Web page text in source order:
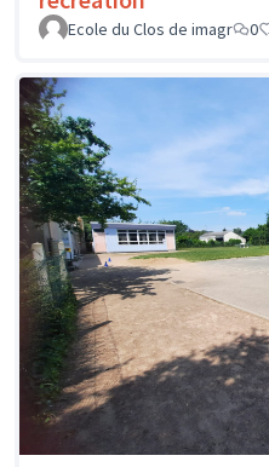
Ecole du Clos de imagr
0